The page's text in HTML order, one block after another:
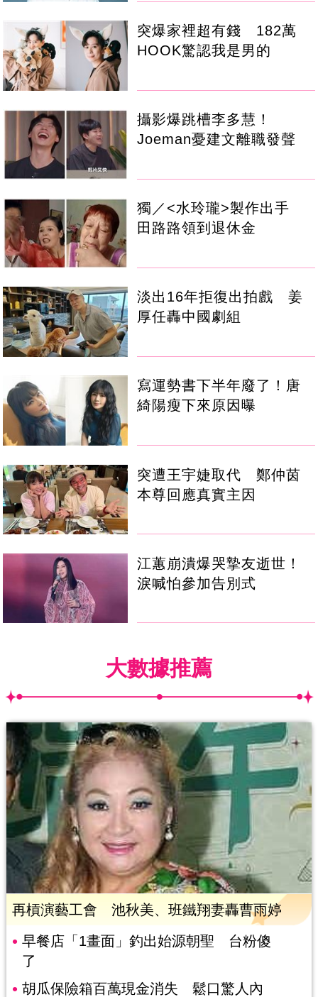
突爆家裡超有錢 182萬
HOOK驚認我是男的
攝影爆跳槽李多慧！
Joeman憂建文離職發聲
獨／<水玲瓏>製作出手
田路路領到退休金
淡出16年拒復出拍戲 姜
厚任轟中國劇組
寫運勢書下半年廢了！唐
綺陽瘦下來原因曝
突遭王宇婕取代 鄭仲茵
本尊回應真實主因
江蕙崩潰爆哭摯友逝世！
淚喊怕參加告別式
大數據推薦
再槓演藝工會 池秋美、班鐵翔妻轟曹雨婷
早餐店「1畫面」釣出始源朝聖 台粉傻
了
胡瓜保險箱百萬現金消失 鬆口驚人內